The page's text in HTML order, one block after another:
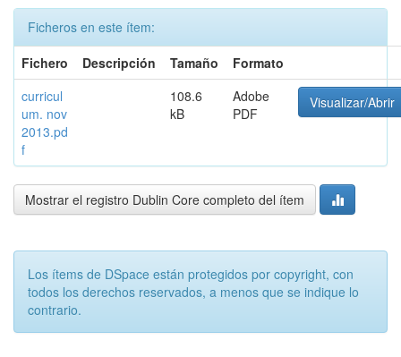
Ficheros en este ítem:
Fichero
Descripción Tamaño
Formato
curricul
um. nov
2013.pd
f
108.6
kB
Adobe
PDF
Visualizar/Abrir
Mostrar el registro Dublin Core completo del ítem
Los ítems de DSpace están protegidos por copyright, con
todos los derechos reservados, a menos que se indique lo
contrario.